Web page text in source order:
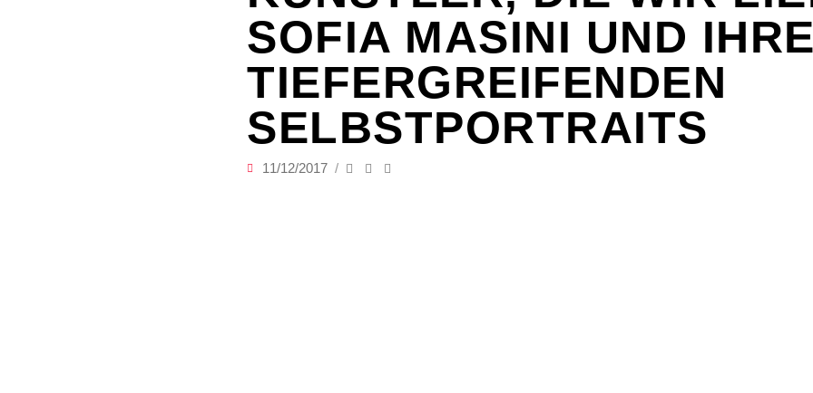
SOFIA MASINI UND
TIEFERGREIFENDEN
SELBSTPORTRAITS
11/12/2017